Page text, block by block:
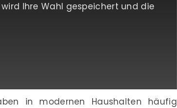
Ihre Wahl gespeichert und die
in modernen Haushalten häufig